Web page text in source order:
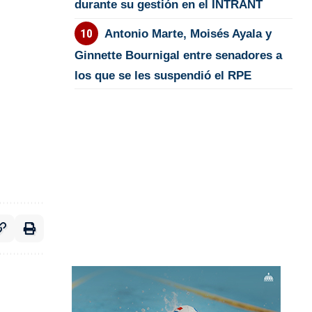
durante su gestión en el INTRANT
Antonio Marte, Moisés Ayala y
Ginnette Bournigal entre senadores a
los que se les suspendió el RPE